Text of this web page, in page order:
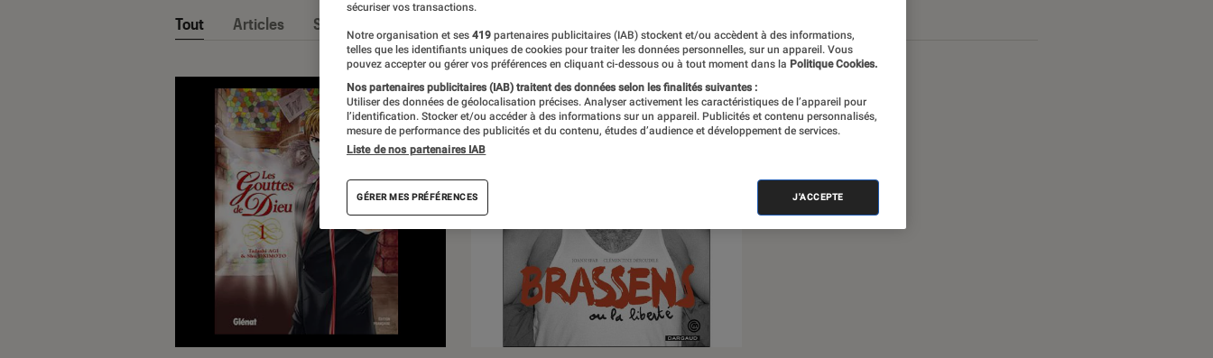
Tout Articles Sélections et guides
sécuriser vos transactions.
Notre organisation et ses 419 partenaires publicitaires (IAB) stockent et/ou accèdent à des informations,
telles que les identifiants uniques de cookies pour traiter les données personnelles, sur un appareil. Vous
pouvez accepter ou gérer vos préférences en cliquant ci-dessous ou à tout moment dans la Politique Cookies.
Nos partenaires publicitaires (IAB) traitent des données selon les finalités suivantes :
Utiliser des données de géolocalisation précises. Analyser activement les caractéristiques de l’appareil pour
l’identification. Stocker et/ou accéder à des informations sur un appareil. Publicités et contenu personnalisés,
mesure de performance des publicités et du contenu, études d’audience et développement de services.
Liste de nos partenaires IAB
GÉRER MES PRÉFÉRENCES J'ACCEPTE